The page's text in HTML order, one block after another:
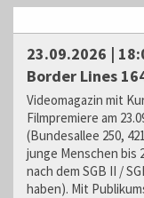
23.09.2026 |
Border Lines
Videomagazin mit
Filmpremiere am
(Bundesallee 250,
junge Menschen bis
nach dem SGB II /
haben). Mit